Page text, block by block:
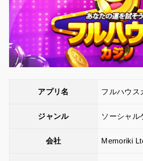
アプリ名 フルハウス
ジャンル ソーシャル
会社 Memoriki